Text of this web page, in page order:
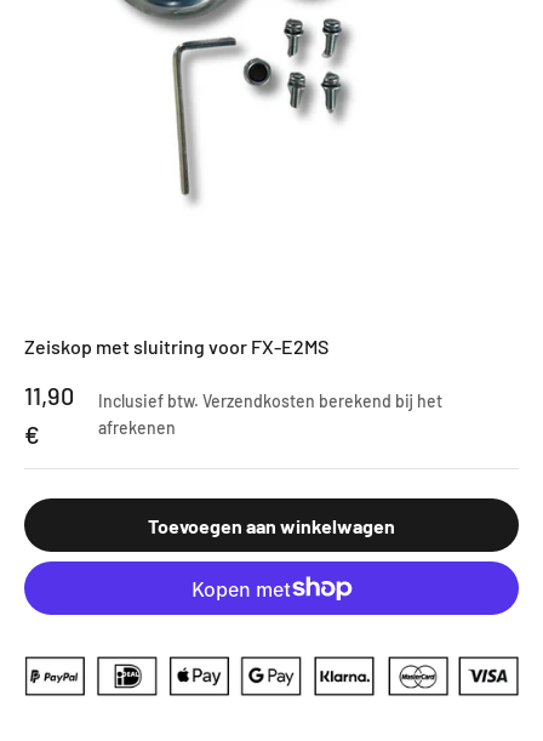
Zeiskop met sluitring voor FX-E2MS
Aanbiedingsprijs
11,90
€
Inclusief btw.Verzendkosten berekend bij het
afrekenen
Toevoegen aan winkelwagen